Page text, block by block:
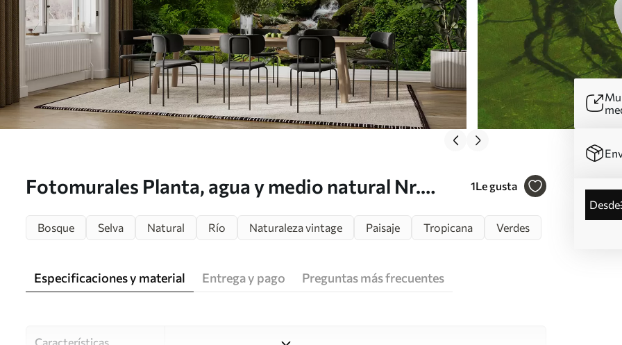
Fotomurales Planta, agua y medio natural Nr.
1Le gusta
desde
Bosque
Selva Natural Río Naturaleza vintage Paisaje Tropicana Verdes
Especificaciones y material Entrega y pago Preguntas más frecuentes
Características